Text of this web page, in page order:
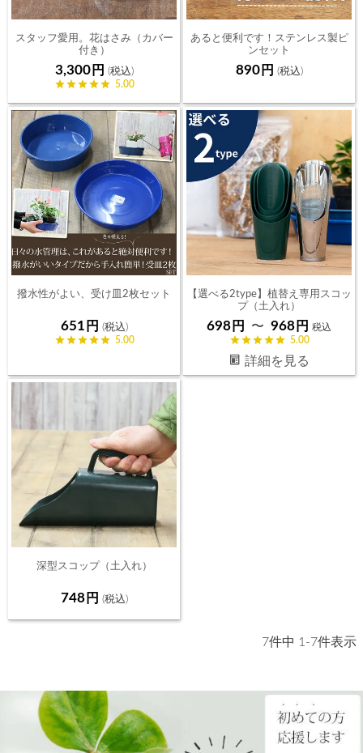
スタッフ愛用。花はさみ（カバー
付き）
3,300
5.00
あると便利です！ステンレス製ピ
ンセット
890
撥水性がよい、受け皿2枚セット
651
5.00
【選べる2type】植替え専用スコッ
プ（土入れ）
698 〜 968
税込
5.00
詳細を見る
深型スコップ（土入れ）
748
7件中 1 -7件表示